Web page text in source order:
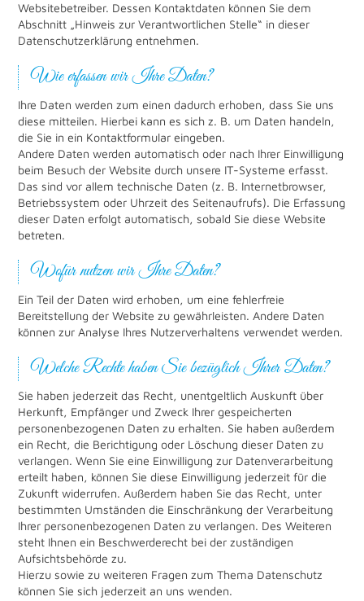
Websitebetreiber. Dessen Kontaktdaten können Sie dem
Abschnitt „Hinweis zur Verantwortlichen Stelle“ in dieser
Datenschutzerklärung entnehmen.
Wie erfassen wir Ihre Daten?
Ihre Daten werden zum einen dadurch erhoben, dass Sie uns
diese mitteilen. Hierbei kann es sich z. B. um Daten handeln,
die Sie in ein Kontaktformular eingeben.
Andere Daten werden automatisch oder nach Ihrer Einwilligung
beim Besuch der Website durch unsere IT-Systeme erfasst.
Das sind vor allem technische Daten (z. B. Internetbrowser,
Betriebssystem oder Uhrzeit des Seitenaufrufs). Die Erfassung
dieser Daten erfolgt automatisch, sobald Sie diese Website
betreten.
Wofür nutzen wir Ihre Daten?
Ein Teil der Daten wird erhoben, um eine fehlerfreie
Bereitstellung der Website zu gewährleisten. Andere Daten
können zur Analyse Ihres Nutzerverhaltens verwendet werden.
Welche Rechte haben Sie bezüglich Ihrer Daten?
Sie haben jederzeit das Recht, unentgeltlich Auskunft über
Herkunft, Empfänger und Zweck Ihrer gespeicherten
personenbezogenen Daten zu erhalten. Sie haben außerdem
ein Recht, die Berichtigung oder Löschung dieser Daten zu
verlangen. Wenn Sie eine Einwilligung zur Datenverarbeitung
erteilt haben, können Sie diese Einwilligung jederzeit für die
Zukunft widerrufen. Außerdem haben Sie das Recht, unter
bestimmten Umständen die Einschränkung der Verarbeitung
Ihrer personenbezogenen Daten zu verlangen. Des Weiteren
steht Ihnen ein Beschwerderecht bei der zuständigen
Aufsichtsbehörde zu.
Hierzu sowie zu weiteren Fragen zum Thema Datenschutz
können Sie sich jederzeit an uns wenden.